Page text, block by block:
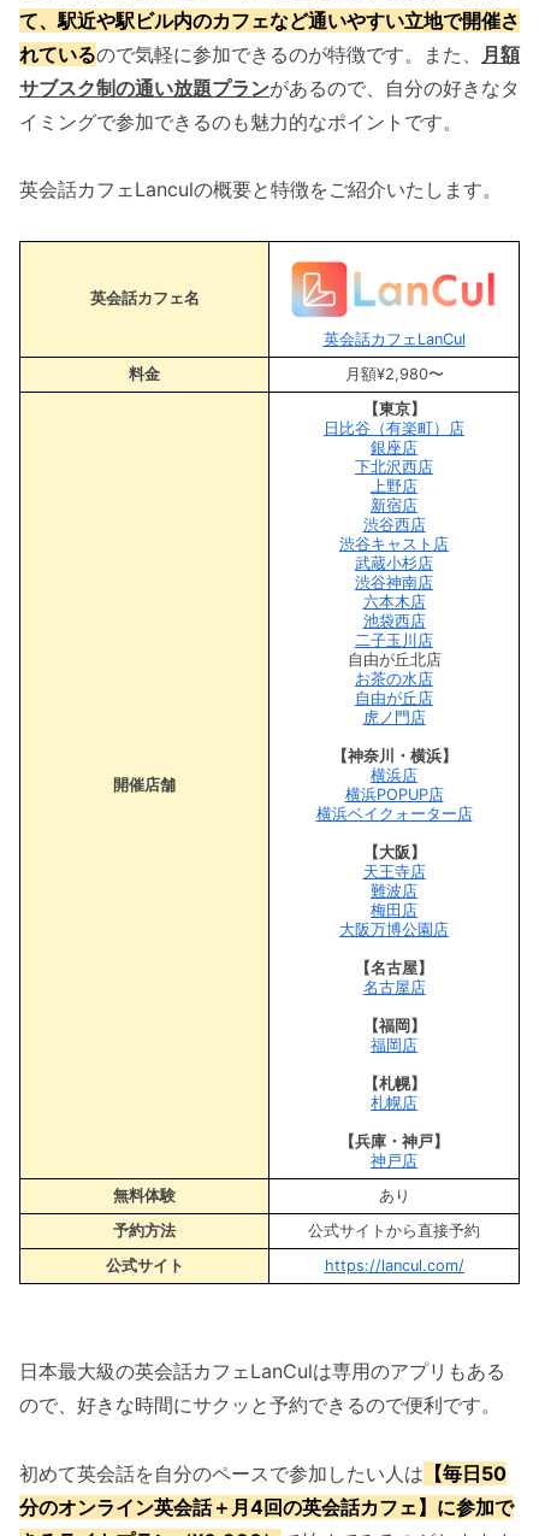
て、駅近や駅ビル内のカフェなど通いやすい立地で開催さ
れているので気軽に参加できるのが特徴です。また、
月額
サブスク制の通い放題プランがあるので、自分の好きなタ
イミングで参加できるのも魅力的なポイントです。
英会話カフェLanculの概要と特徴をご紹介いたします。
英会話カフェ名
英会話カフェLanCul
料金
月額¥2,980〜
開催店舗
【東京】
日比谷（有楽町）店
銀座店
下北沢西店
上野店
新宿店
渋谷西店
渋谷キャスト店
武蔵小杉店
渋谷神南店
六本木店
池袋西店
二子玉川店
自由が丘北店
お茶の水店
自由が丘店
虎ノ門店
【神奈川・横浜】
横浜店
横浜POPUP店
横浜ベイクォーター店
【大阪】
天王寺店
難波店
梅田店
大阪万博公園店
【名古屋】
名古屋店
【福岡】
福岡店
【札幌】
札幌店
【兵庫・神戸】
神戸店
無料体験
あり
予約方法
公式サイトから直接予約
公式サイト
https://lancul.com/
日本最大級の英会話カフェLanCulは専用のアプリもある
ので、好きな時間にサクッと予約できるので便利です。
初めて英会話を自分のペースで参加したい人は 【毎日50
分のオンライン英会話＋月4回の英会話カフェ】に参加で